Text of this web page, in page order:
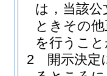
は，当該
ときその
を行うこ
2
開示決定